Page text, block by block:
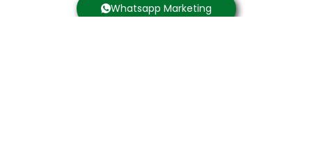
Whatsapp Marketing